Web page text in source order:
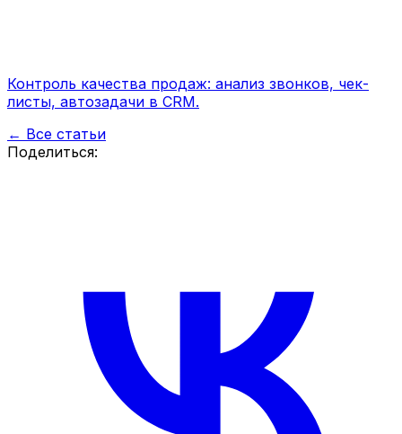
Контроль качества продаж: анализ звонков, чек-
листы, автозадачи в CRM.
← Все статьи
Поделиться: